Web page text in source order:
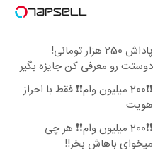
پاداش 250 هزار تومانی!
دوستت رو معرفی کن جایزه بگیر
😍
❗❗200 میلیون وام❗❗ فقط با احراز
هویت
❗❗200 میلیون وام❗❗ هر چی
میخوای باهاش بخر!!